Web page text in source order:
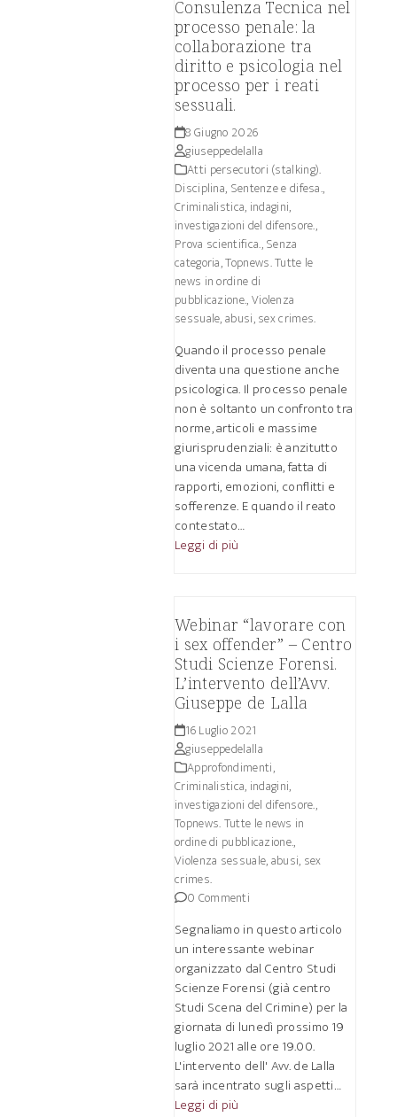
Consulenza Tecnica nel
processo penale: la
collaborazione tra
diritto e psicologia nel
processo per i reati
sessuali.
8 Giugno 2026
giuseppedelalla
Atti persecutori (stalking).
Disciplina, Sentenze e difesa.,
Criminalistica, indagini,
investigazioni del difensore.,
Prova scientifica.,Senza
categoria,Topnews. Tutte le
news in ordine di
pubblicazione.,Violenza
sessuale, abusi, sex crimes.
Quando il processo penale
diventa una questione anche
psicologica. Il processo penale
non è soltanto un confronto tra
norme, articoli e massime
giurisprudenziali: è anzitutto
una vicenda umana, fatta di
rapporti, emozioni, conflitti e
sofferenze. E quando il reato
contestato…
Leggi di più
Webinar “lavorare con
i sex offender” – Centro
Studi Scienze Forensi.
L’intervento dell’Avv.
Giuseppe de Lalla
16 Luglio 2021
giuseppedelalla
Approfondimenti,
Criminalistica, indagini,
investigazioni del difensore.,
Topnews. Tutte le news in
ordine di pubblicazione.,
Violenza sessuale, abusi, sex
crimes.
0 Commenti
Segnaliamo in questo articolo
un interessante webinar
organizzato dal Centro Studi
Scienze Forensi (già centro
Studi Scena del Crimine) per la
giornata di lunedì prossimo 19
luglio 2021 alle ore 19.00.
L'intervento dell' Avv. de Lalla
sarà incentrato sugli aspetti…
Leggi di più